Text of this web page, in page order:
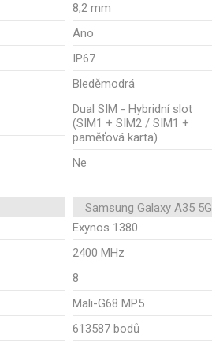
8,2 mm
Ano
IP67
Bleděmodrá
Dual SIM - Hybridní slot
(SIM1 + SIM2 / SIM1 +
paměťová karta)
Ne
Samsung Galaxy A35 5G
Exynos 1380
2400 MHz
8
Mali-G68 MP5
613587 bodů